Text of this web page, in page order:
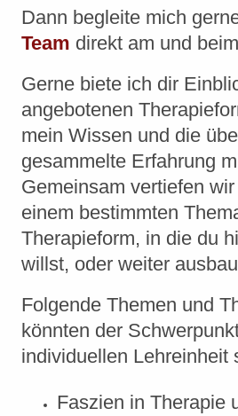
Dann begleite mich
Team direkt am und
Gerne biete ich dir
angebotenen
mein Wissen und die
gesammelte Erfahrung
Gemeinsam vertiefen
einem bestimmten
Therapieform, in die du
willst, oder weiter
Folgende Themen und
könnten der
individuellen Lehreinheit
Faszien in Therapie